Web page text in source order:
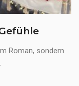
Roman, sondern